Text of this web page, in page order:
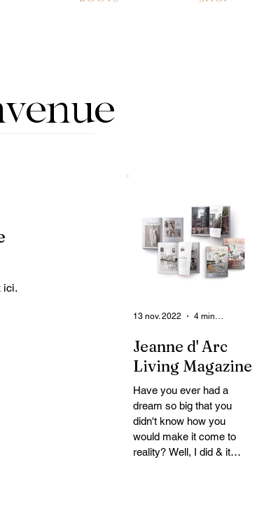
ici.
Jeanne d' Arc
Living Magazine
Have you ever had a
dream so big that you
didn't know how you
would make it come to
reality? Well, I did & it
13 nov. 2022 4 min de lecture